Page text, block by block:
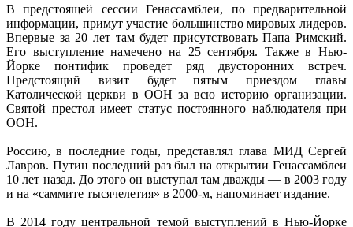
В предстоящей сессии Генассамблеи, по предварительной
информации, примут участие большинство мировых лидеров.
Впервые за 20 лет там будет присутствовать Папа Римский.
Его выступление намечено на 25 сентября. Также в Нью-
Йорке понтифик проведет ряд двусторонних встреч.
Предстоящий визит будет пятым приездом главы
Католической церкви в ООН за всю историю организации.
Святой престол имеет статус постоянного наблюдателя при
ООН.
Россию, в последние годы, представлял глава МИД Сергей
Лавров. Путин последний раз был на открытии Генассамблеи
10 лет назад. До этого он выступал там дважды — в 2003 году
и на «саммите тысячелетия» в 2000-м, напоминает издание.
В 2014 году центральной темой выступлений в Нью-Йорке